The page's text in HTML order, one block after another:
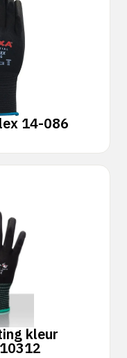
14-086
kleur